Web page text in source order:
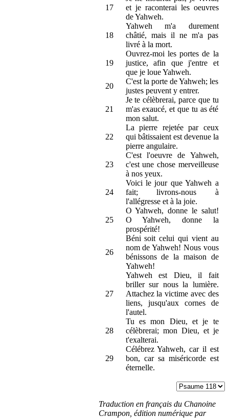
17
et je raconterai les oeuvres
de Yahweh.
18
Yahweh m'a durement
châtié, mais il ne m'a pas
livré à la mort.
19
Ouvrez-moi les portes de la
justice, afin que j'entre et
que je loue Yahweh.
20
C'est la porte de Yahweh; les
justes peuvent y entrer.
21
Je te célèbrerai, parce que tu
m'as exaucé, et que tu as été
mon salut.
22
La pierre rejetée par ceux
qui bâtissaient est devenue la
pierre angulaire.
23
C'est l'oeuvre de Yahweh,
c'est une chose merveilleuse
à nos yeux.
24
Voici le jour que Yahweh a
fait; livrons-nous à
l'allégresse et à la joie.
25
O Yahweh, donne le salut!
O Yahweh, donne la
prospérité!
26
Béni soit celui qui vient au
nom de Yahweh! Nous vous
bénissons de la maison de
Yahweh!
27
Yahweh est Dieu, il fait
briller sur nous la lumière.
Attachez la victime avec des
liens, jusqu'aux cornes de
l'autel.
28
Tu es mon Dieu, et je te
célèbrerai; mon Dieu, et je
t'exalterai.
29
Célébrez Yahweh, car il est
bon, car sa miséricorde est
éternelle.
Traduction en français du Chanoine
Crampon, édition numérique par